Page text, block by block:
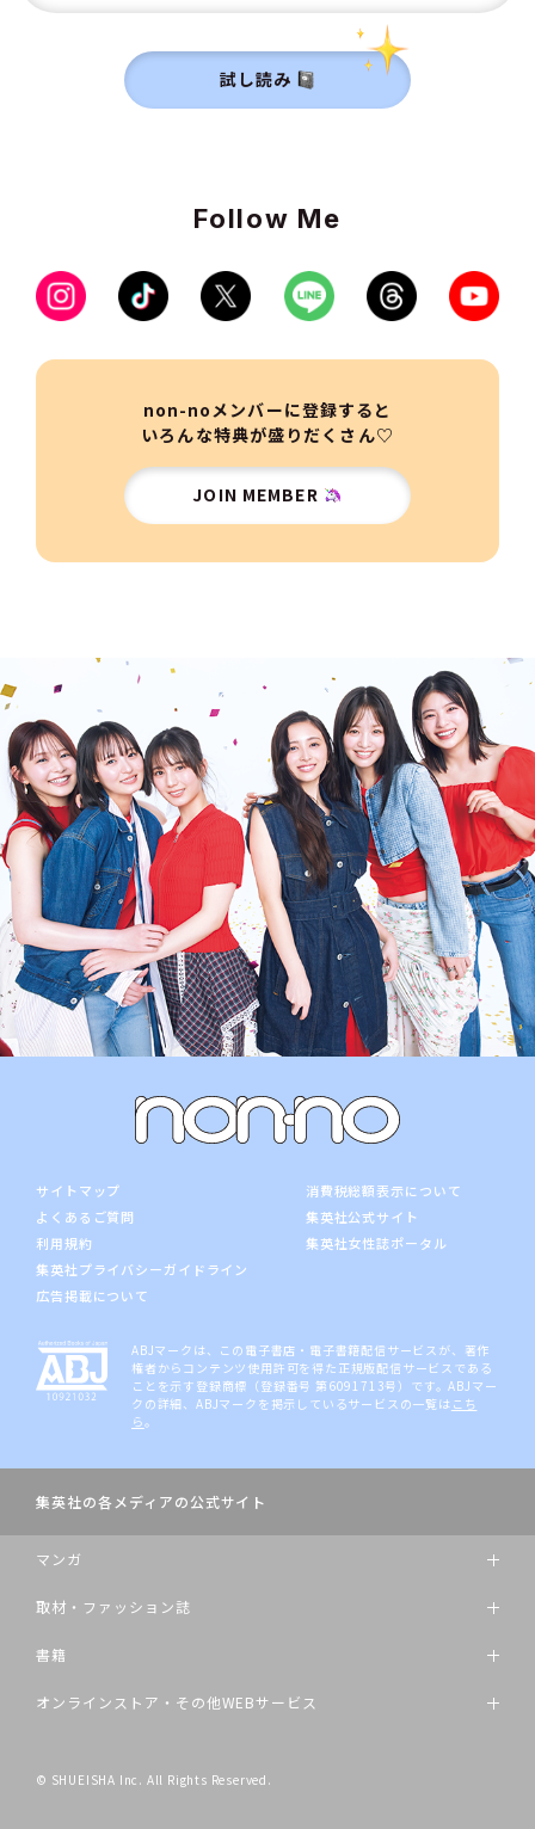
試し読み
Follow Me
non-noメンバーに登録すると
いろんな特典が盛りだくさん♡
JOIN MEMBER
サイトマップ
よくあるご質問
利用規約
集英社プライバシーガイドライン
広告掲載について
消費税総額表示について
集英社公式サイト
集英社女性誌ポータル
ABJマークは、この電子書店・電子書籍配信サービスが、著作
権者からコンテンツ使用許可を得た正規版配信サービスである
ことを示す登録商標（登録番号 第6091713号）です。ABJマー
クの詳細、ABJマークを掲示しているサービスの一覧は こち
ら。
集英社の各メディアの公式サイト
マンガ
取材・ファッション誌
書籍
オンラインストア・その他WEBサービス
© SHUEISHA Inc. All Rights Reserved.